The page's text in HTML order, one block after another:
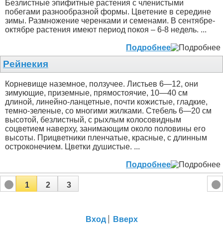
Безлистные эпифитные растения с членистыми
побегами разнообразной формы. Цветение в середине
зимы. Размножение черенками и семенами. В сентябре-
октябре растения имеют период покоя – 6-8 недель. ...
Подробнее
Рейнекия
Корневище наземное, ползучее. Листьев 6—12, они
зимующие, приземные, прямостоячие, 10—40 см
длиной, линейно-ланцетные, почти кожистые, гладкие,
темно-зеленые, со многими жилками. Стебель 6—20 см
высотой, безлистный, с рыхлым колосовидным
соцветием наверху, занимающим около половины его
высоты. Прицветники пленчатые, красные, с длинным
остроконечием. Цветки душистые. ...
Подробнее
1 2 3
Вход Вверх